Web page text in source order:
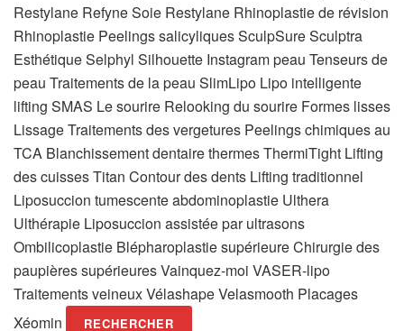
Restylane Refyne Soie Restylane Rhinoplastie de révision
Rhinoplastie Peelings salicyliques SculpSure Sculptra
Esthétique Selphyl Silhouette Instagram peau Tenseurs de
peau Traitements de la peau SlimLipo Lipo intelligente
lifting SMAS Le sourire Relooking du sourire Formes lisses
Lissage Traitements des vergetures Peelings chimiques au
TCA Blanchissement dentaire thermes ThermiTight Lifting
des cuisses Titan Contour des dents Lifting traditionnel
Liposuccion tumescente abdominoplastie Ulthera
Ulthérapie Liposuccion assistée par ultrasons
Ombilicoplastie Blépharoplastie supérieure Chirurgie des
paupières supérieures Vainquez-moi VASER-lipo
Traitements veineux Vélashape Velasmooth Placages
Xéomin
RECHERCHER